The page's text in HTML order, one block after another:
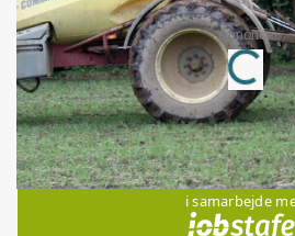
Annonce
Loading...
Jobs
i samarbejde